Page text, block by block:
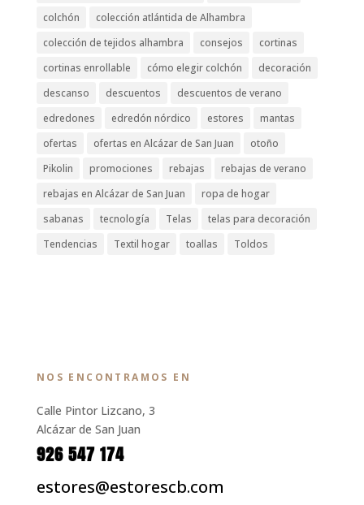
colchón
colección atlántida de Alhambra
colección de tejidos alhambra
consejos
cortinas
cortinas enrollable
cómo elegir colchón
decoración
descanso
descuentos
descuentos de verano
edredones
edredón nórdico estores
mantas
ofertas
ofertas en Alcázar de San Juan
otoño
Pikolin
promociones rebajas
rebajas de verano
rebajas en Alcázar de San Juan
ropa de hogar
sabanas
tecnología Telas
telas para decoración
Tendencias
Textil hogar toallas Toldos
NOS ENCONTRAMOS EN
Calle Pintor Lizcano, 3
Alcázar de San Juan
926 547 174
estores@estorescb.com